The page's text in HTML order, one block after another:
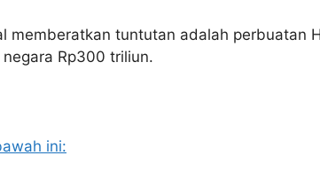
memberatkan tuntutan adalah perbuatan
Rp300 triliun.
ini: